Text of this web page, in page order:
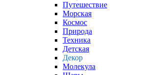
Путешествие
Морская
Космос
Природа
Техника
Детская
Декор
Молекула